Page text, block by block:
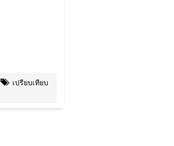
เปรียบเทียบ